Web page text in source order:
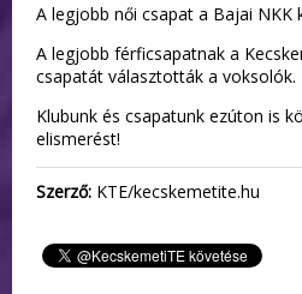
A legjobb női csapat a Bajai NKK
A legjobb férficsapatnak a
csapatát választották a voksolók.
Klubunk és csapatunk ezúton is
elismerést!
Szerző: KTE/kecskemetite.hu